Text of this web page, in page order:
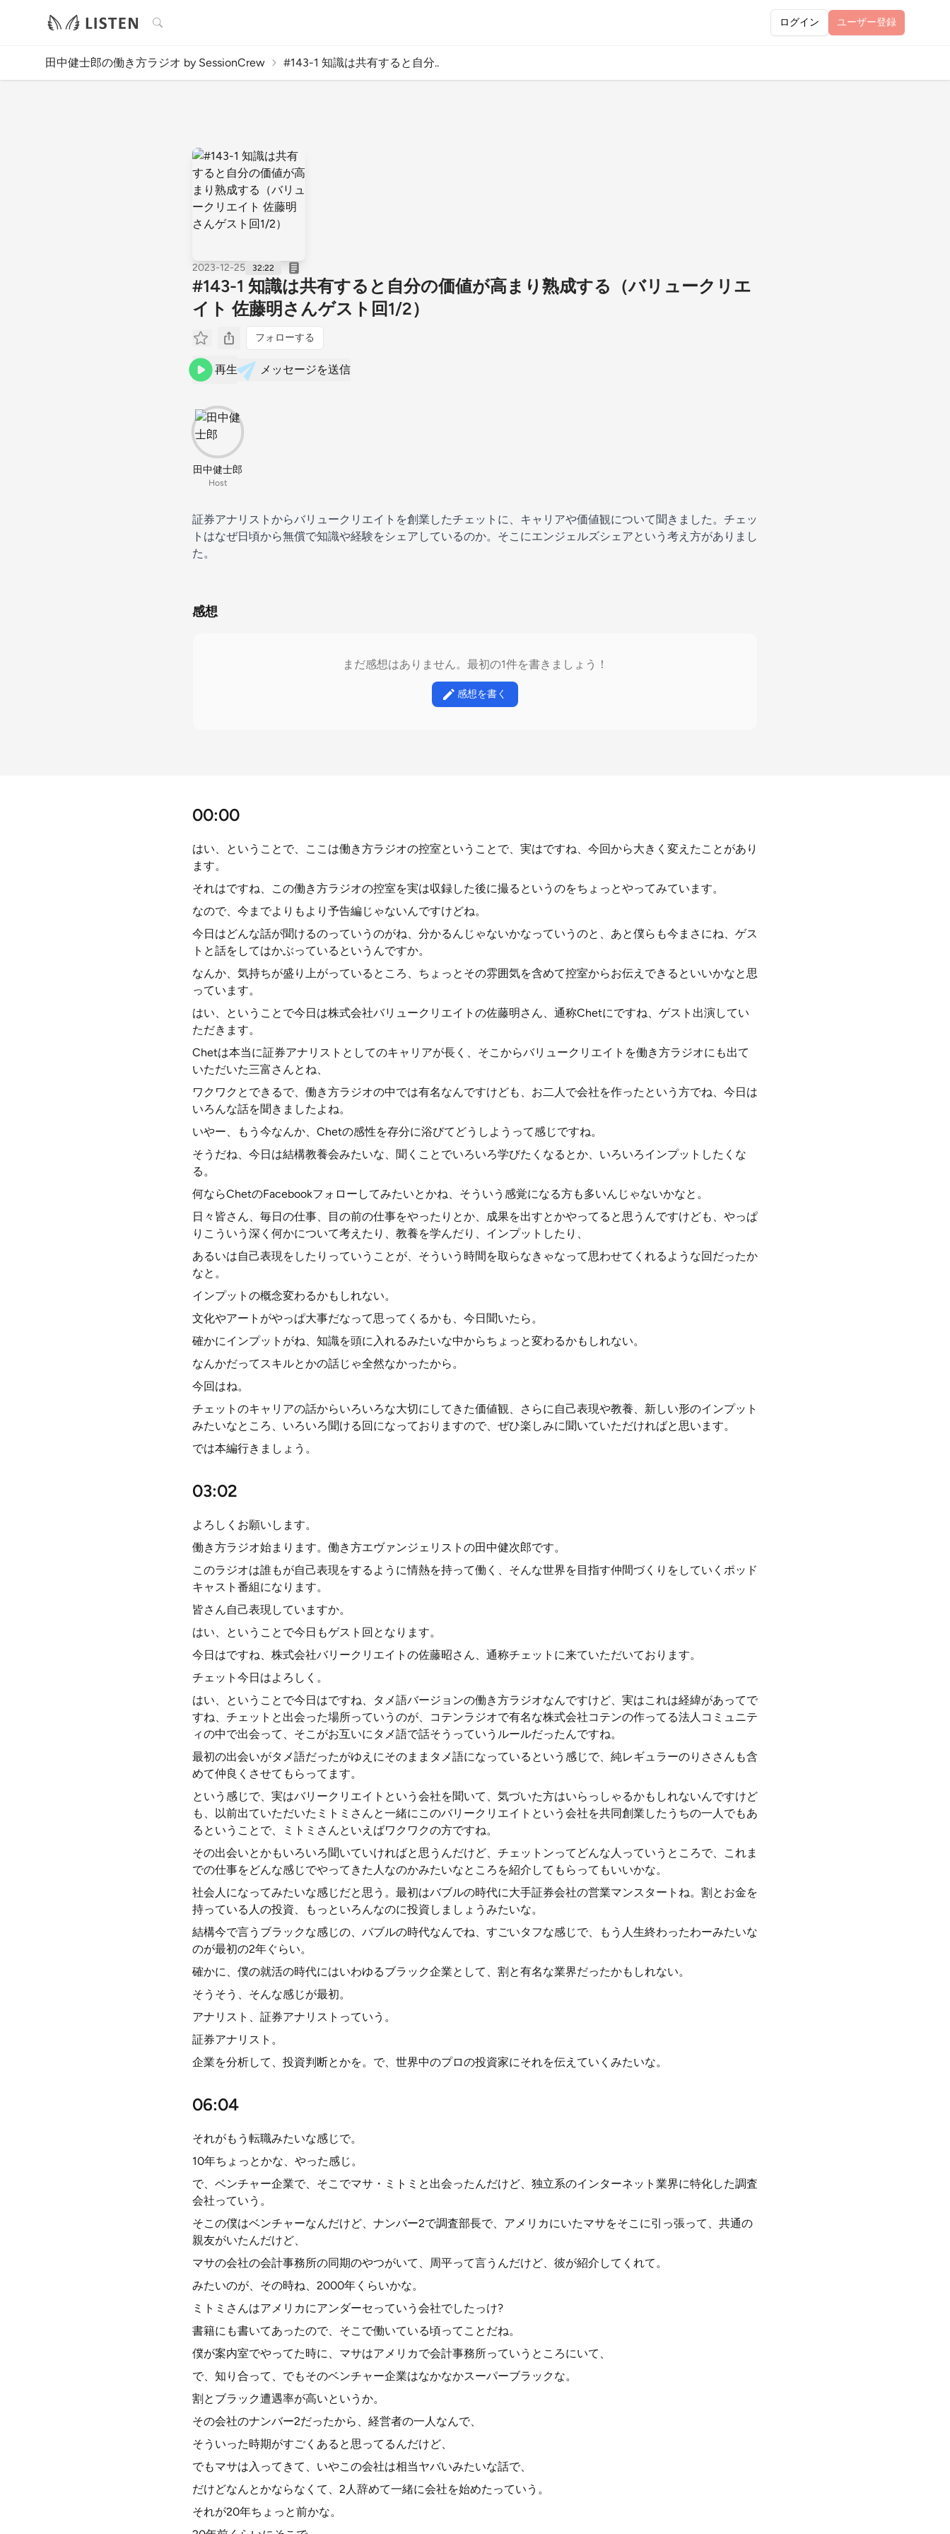
検索 ログイン ユーザー登録
田中健士郎の働き方ラジオ by SessionCrew #143-1 知識は共有すると自分..
2023-12-25 32:22
#143-1 知識は共有すると自分の価値が高まり熟成する（バリュークリエ
イト 佐藤明さんゲスト回1/2）
フォローする
再生 メッセージを送信
田中健士郎
Host
証券アナリストからバリュークリエイトを創業したチェットに、キャリアや価値観について聞きました。チェッ
トはなぜ日頃から無償で知識や経験をシェアしているのか。そこにエンジェルズシェアという考え方がありまし
た。
感想
まだ感想はありません。最初の1件を書きましょう！
感想を書く
00:00
はい、ということで、ここは働き方ラジオの控室ということで、実はですね、今回から大きく変えたことがあり
ます。
それはですね、この働き方ラジオの控室を実は収録した後に撮るというのをちょっとやってみています。
なので、今までよりもより予告編じゃないんですけどね。
今日はどんな話が聞けるのっていうのがね、分かるんじゃないかなっていうのと、あと僕らも今まさにね、ゲス
トと話をしてはかぶっているというんですか。
なんか、気持ちが盛り上がっているところ、ちょっとその雰囲気を含めて控室からお伝えできるといいかなと思
っています。
はい、ということで今日は株式会社バリュークリエイトの佐藤明さん、通称Chetにですね、ゲスト出演してい
ただきます。
Chetは本当に証券アナリストとしてのキャリアが長く、そこからバリュークリエイトを働き方ラジオにも出て
いただいた三富さんとね、
ワクワクとできるで、働き方ラジオの中では有名なんですけども、お二人で会社を作ったという方でね、今日は
いろんな話を聞きましたよね。
いやー、もう今なんか、Chetの感性を存分に浴びてどうしようって感じですね。
そうだね、今日は結構教養会みたいな、聞くことでいろいろ学びたくなるとか、いろいろインプットしたくな
る。
何ならChetのFacebookフォローしてみたいとかね、そういう感覚になる方も多いんじゃないかなと。
日々皆さん、毎日の仕事、目の前の仕事をやったりとか、成果を出すとかやってると思うんですけども、やっぱ
りこういう深く何かについて考えたり、教養を学んだり、インプットしたり、
あるいは自己表現をしたりっていうことが、そういう時間を取らなきゃなって思わせてくれるような回だったか
なと。
インプットの概念変わるかもしれない。
文化やアートがやっぱ大事だなって思ってくるかも、今日聞いたら。
確かにインプットがね、知識を頭に入れるみたいな中からちょっと変わるかもしれない。
なんかだってスキルとかの話じゃ全然なかったから。
今回はね。
チェットのキャリアの話からいろいろな大切にしてきた価値観、さらに自己表現や教養、新しい形のインプット
みたいなところ、いろいろ聞ける回になっておりますので、ぜひ楽しみに聞いていただければと思います。
では本編行きましょう。
03:02
よろしくお願いします。
働き方ラジオ始まります。働き方エヴァンジェリストの田中健次郎です。
このラジオは誰もが自己表現をするように情熱を持って働く、そんな世界を目指す仲間づくりをしていくポッド
キャスト番組になります。
皆さん自己表現していますか。
はい、ということで今日もゲスト回となります。
今日はですね、株式会社バリークリエイトの佐藤昭さん、通称チェットに来ていただいております。
チェット今日はよろしく。
はい、ということで今日はですね、タメ語バージョンの働き方ラジオなんですけど、実はこれは経緯があってで
すね、チェットと出会った場所っていうのが、コテンラジオで有名な株式会社コテンの作ってる法人コミュニテ
ィの中で出会って、そこがお互いにタメ語で話そうっていうルールだったんですね。
最初の出会いがタメ語だったがゆえにそのままタメ語になっているという感じで、純レギュラーのりささんも含
めて仲良くさせてもらってます。
という感じで、実はバリークリエイトという会社を聞いて、気づいた方はいらっしゃるかもしれないんですけど
も、以前出ていただいたミトミさんと一緒にこのバリークリエイトという会社を共同創業したうちの一人でもあ
るということで、ミトミさんといえばワクワクの方ですね。
その出会いとかもいろいろ聞いていければと思うんだけど、チェットンってどんな人っていうところで、これま
での仕事をどんな感じでやってきた人なのかみたいなところを紹介してもらってもいいかな。
社会人になってみたいな感じだと思う。最初はバブルの時代に大手証券会社の営業マンスタートね。割とお金を
持っている人の投資、もっといろんなのに投資しましょうみたいな。
結構今で言うブラックな感じの、バブルの時代なんでね、すごいタフな感じで、もう人生終わったわーみたいな
のが最初の2年ぐらい。
確かに、僕の就活の時代にはいわゆるブラック企業として、割と有名な業界だったかもしれない。
そうそう、そんな感じが最初。
アナリスト、証券アナリストっていう。
証券アナリスト。
企業を分析して、投資判断とかを。で、世界中のプロの投資家にそれを伝えていくみたいな。
06:04
それがもう転職みたいな感じで。
10年ちょっとかな、やった感じ。
で、ベンチャー企業で、そこでマサ・ミトミと出会ったんだけど、独立系のインターネット業界に特化した調査
会社っていう。
そこの僕はベンチャーなんだけど、ナンバー2で調査部長で、アメリカにいたマサをそこに引っ張って、共通の
親友がいたんだけど、
マサの会社の会計事務所の同期のやつがいて、周平って言うんだけど、彼が紹介してくれて。
みたいのが、その時ね、2000年くらいかな。
ミトミさんはアメリカにアンダーセっていう会社でしたっけ?
書籍にも書いてあったので、そこで働いている頃ってことだね。
僕が案内室でやってた時に、マサはアメリカで会計事務所っていうところにいて、
で、知り合って、でもそのベンチャー企業はなかなかスーパーブラックな。
割とブラック遭遇率が高いというか。
その会社のナンバー2だったから、経営者の一人なんで、
そういった時期がすごくあると思ってるんだけど、
でもマサは入ってきて、いやこの会社は相当ヤバいみたいな話で、
だけどなんとかならなくて、2人辞めて一緒に会社を始めたっていう。
それが20年ちょっと前かな。